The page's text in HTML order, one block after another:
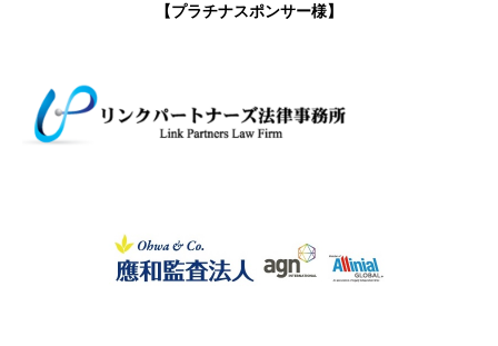
【プラチナスポンサー様】